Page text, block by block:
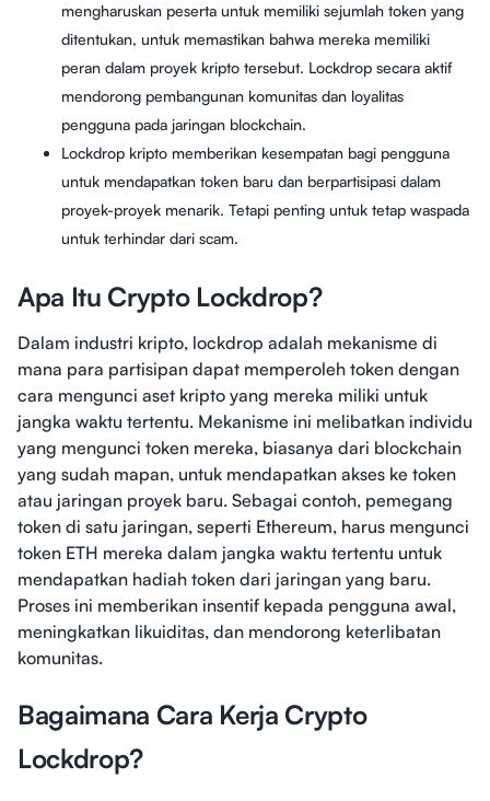
mengharuskan peserta untuk memiliki sejumlah token yang
ditentukan, untuk memastikan bahwa mereka memiliki
peran dalam proyek kripto tersebut. Lockdrop secara aktif
mendorong pembangunan komunitas dan loyalitas
pengguna pada jaringan blockchain.
Lockdrop kripto memberikan kesempatan bagi pengguna
untuk mendapatkan token baru dan berpartisipasi dalam
proyek-proyek menarik. Tetapi penting untuk tetap waspada
untuk terhindar dari scam.
Apa Itu Crypto Lockdrop?
Dalam industri kripto, lockdrop adalah mekanisme di
mana para partisipan dapat memperoleh token dengan
cara mengunci aset kripto yang mereka miliki untuk
jangka waktu tertentu. Mekanisme ini melibatkan individu
yang mengunci token mereka, biasanya dari blockchain
yang sudah mapan, untuk mendapatkan akses ke token
atau jaringan proyek baru. Sebagai contoh, pemegang
token di satu jaringan, seperti Ethereum, harus mengunci
token ETH mereka dalam jangka waktu tertentu untuk
mendapatkan hadiah token dari jaringan yang baru.
Proses ini memberikan insentif kepada pengguna awal,
meningkatkan likuiditas, dan mendorong keterlibatan
komunitas.
Bagaimana Cara Kerja Crypto
Lockdrop?